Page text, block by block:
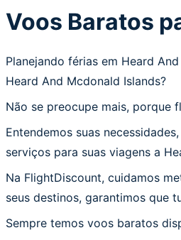
Voos Baratos
Planejando férias em Heard
Heard And Mcdonald Islands?
Não se preocupe mais, porque
Entendemos suas
serviços para suas viagens a
Na FlightDiscount, cuidamos
seus destinos, garantimos que
Sempre temos voos baratos